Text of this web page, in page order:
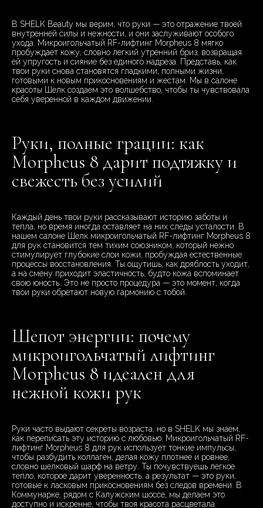
В SHELK Beauty мы верим, что руки — это отражение твоей
внутренней силы и нежности, и они заслуживают особого
ухода. Микроигольчатый RF-лифтинг Morpheus 8 мягко
пробуждает кожу, словно легкий утренний бриз, возвращая
ей упругость и сияние без единого надреза. Представь, как
твои руки снова становятся гладкими, полными жизни,
готовыми к новым прикосновениям и жестам. Мы в салоне
красоты Шелк создаем это волшебство, чтобы ты чувствовала
себя уверенной в каждом движении.
Руки, полные грации: как
Morpheus 8 дарит подтяжку и
свежесть без усилий
Каждый день твои руки рассказывают историю заботы и
тепла, но время иногда оставляет на них следы усталости. В
нашем салоне Шелк микроигольчатый RF-лифтинг Morpheus 8
для рук становится тем тихим союзником, который нежно
стимулирует глубокие слои кожи, пробуждая естественные
процессы восстановления. Ты ощутишь, как дряблость уходит,
а на смену приходит эластичность, будто кожа вспоминает
свою юность. Это не просто процедура — это момент, когда
твои руки обретают новую гармонию с тобой.
Шепот энергии: почему
микроигольчатый лифтинг
Morpheus 8 идеален для
нежной кожи рук
Руки часто выдают секреты возраста, но в SHELK мы знаем,
как переписать эту историю с любовью. Микроигольчатый RF-
лифтинг Morpheus 8 для рук использует тонкие импульсы,
чтобы разбудить коллаген, делая кожу плотнее и ровнее,
словно шелковый шарф на ветру. Ты почувствуешь легкое
тепло, которое дарит уверенность, а результат — это руки,
готовые к ласковым прикосновениям без следов времени. В
Коммунарке, рядом с Калужским шоссе, мы делаем это
доступно и искренне, чтобы твоя красота расцветала